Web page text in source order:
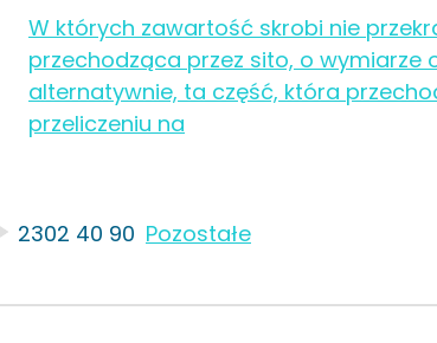
W których zawartość skrobi nie
przechodząca przez sito, o wymiarze
alternatywnie, ta część, która
przeliczeniu na
2302 40 90 Pozostałe